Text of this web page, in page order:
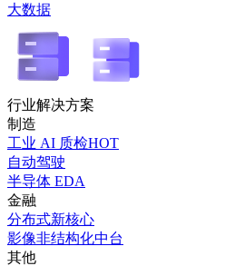
大数据
行业解决方案
制造
工业 AI 质检HOT
自动驾驶
半导体 EDA
金融
分布式新核心
影像非结构化中台
其他